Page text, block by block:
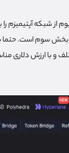
بخش سوم است. حتما
و با ارزش دلاری